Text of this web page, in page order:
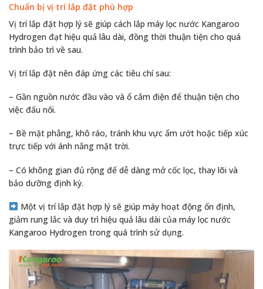
Chuẩn bị vị trí lắp đặt phù hợp
Vị trí lắp đặt hợp lý sẽ giúp cách lắp máy lọc nước Kangaroo
Hydrogen đạt hiệu quả lâu dài, đồng thời thuận tiện cho quá
trình bảo trì về sau.
Vị trí lắp đặt nên đáp ứng các tiêu chí sau:
– Gần nguồn nước đầu vào và ổ cắm điện để thuận tiện cho
việc đấu nối.
– Bề mặt phẳng, khô ráo, tránh khu vực ẩm ướt hoặc tiếp xúc
trực tiếp với ánh nắng mặt trời.
– Có không gian đủ rộng để dễ dàng mở cốc lọc, thay lõi và
bảo dưỡng định kỳ.
Một vị trí lắp đặt hợp lý sẽ giúp máy hoạt động ổn định,
giảm rung lắc và duy trì hiệu quả lâu dài của máy lọc nước
Kangaroo Hydrogen trong quá trình sử dụng.